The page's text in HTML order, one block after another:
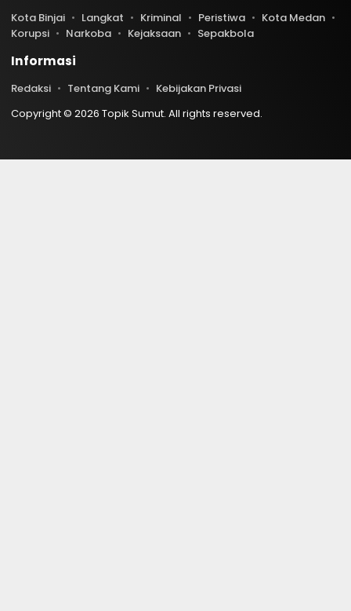
Kota Binjai Langkat Kriminal Peristiwa
Kota Medan
Korupsi
Narkoba Kejaksaan Sepakbola
Informasi
Redaksi Tentang Kami
Kebijakan Privasi
Copyright © 2026 Topik Sumut. All rights reserved.